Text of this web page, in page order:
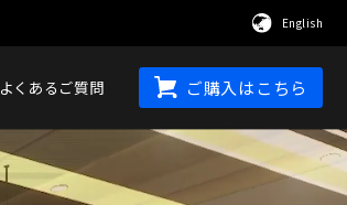
English
よくあるご質問 ご購入はこちら